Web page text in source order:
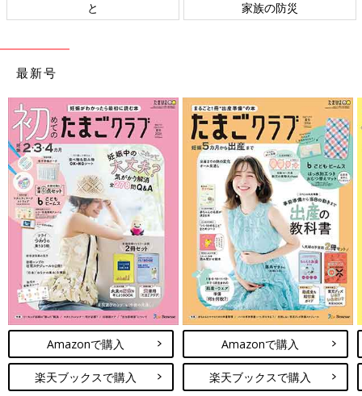
最新号
Amazonで購入
楽天ブックスで購入
Amazonで購入
楽天ブックスで購入